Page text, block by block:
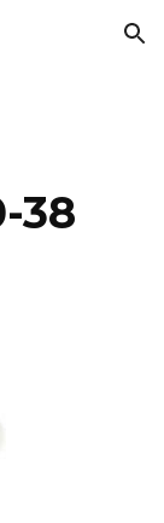
Skip to navigation
38